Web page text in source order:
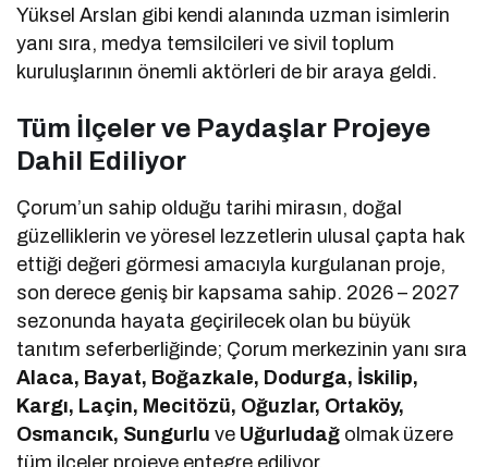
Yüksel Arslan gibi kendi alanında uzman isimlerin
yanı sıra, medya temsilcileri ve sivil toplum
kuruluşlarının önemli aktörleri de bir araya geldi.
Tüm İlçeler ve Paydaşlar Projeye
Dahil Ediliyor
Çorum’un sahip olduğu tarihi mirasın, doğal
güzelliklerin ve yöresel lezzetlerin ulusal çapta hak
ettiği değeri görmesi amacıyla kurgulanan proje,
son derece geniş bir kapsama sahip. 2026 – 2027
sezonunda hayata geçirilecek olan bu büyük
tanıtım seferberliğinde; Çorum merkezinin yanı sıra
Alaca, Bayat, Boğazkale, Dodurga, İskilip,
Kargı, Laçin, Mecitözü, Oğuzlar, Ortaköy,
Osmancık, Sungurlu ve Uğurludağ olmak üzere